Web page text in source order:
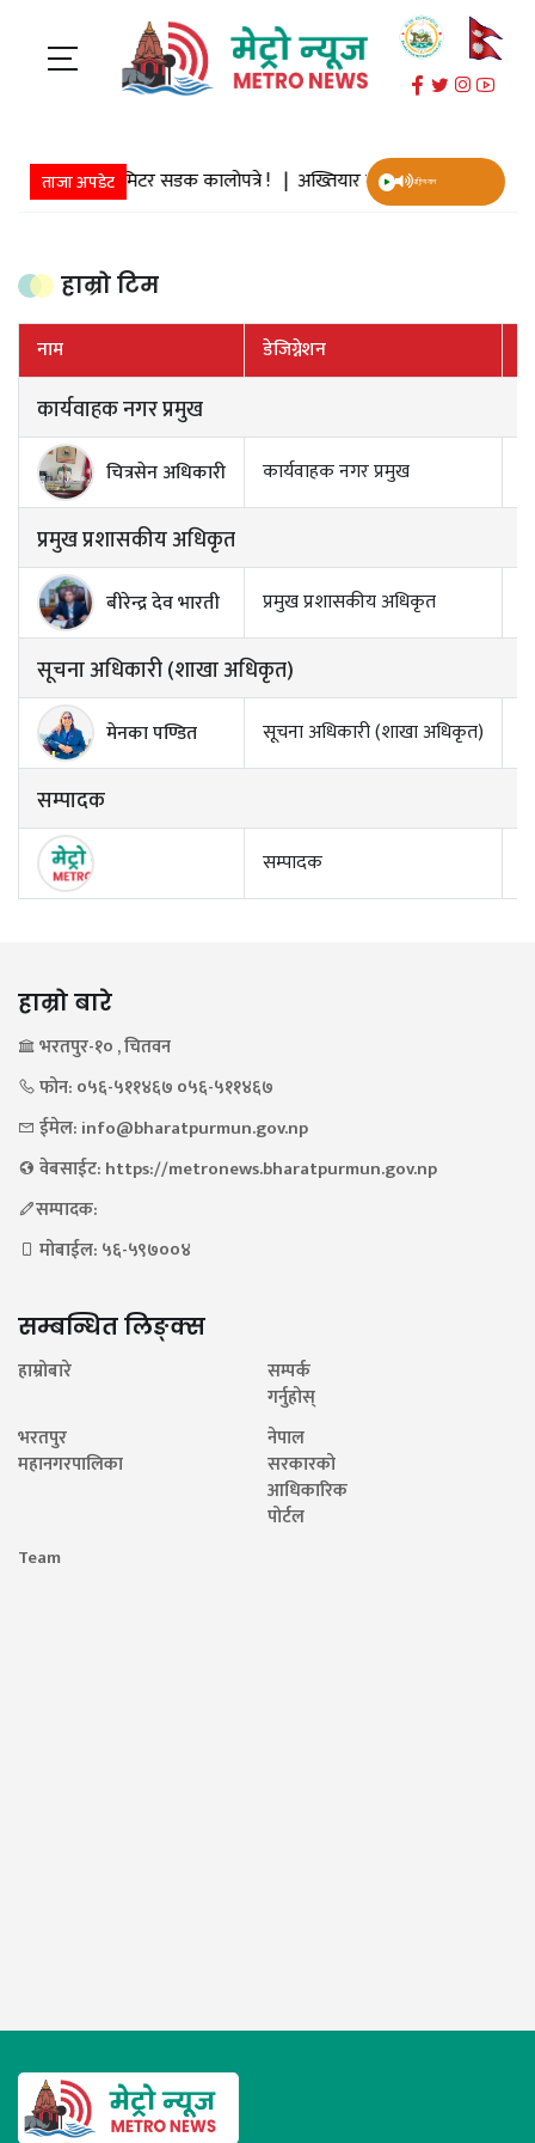
ताजा अपडेट
हजार ६५ किलोमिटर सडक कालोपत्रे ! |अख्तियार दुरुपयोग अनुसन्धान
राष्ट्रिय गान
हाम्रो टिम
नाम
डेजिग्नेशन
कार्यवाहक नगर प्रमुख
चित्रसेन अधिकारी कार्यवाहक नगर प्रमुख
प्रमुख प्रशासकीय अधिकृत
बीरेन्द्र देव भारती प्रमुख प्रशासकीय अधिकृत
सूचना अधिकारी (शाखा अधिकृत)
मेनका पण्डित सूचना अधिकारी (शाखा अधिकृत)
सम्पादक
सम्पादक
हाम्रो बारे
भरतपुर-१० , चितवन
फोन: ०५६-५११४६७ ०५६-५११४६७
ईमेल: info@bharatpurmun.gov.np
वेबसाईट: https://metronews.bharatpurmun.gov.np
सम्पादक:
मोबाईल: ५६-५९७००४
सम्बन्धित लिङ्क्स
हाम्रोबारे
सम्पर्क
गर्नुहोस्
भरतपुर
महानगरपालिका
नेपाल
सरकारको
आधिकारिक
पोर्टल
Team